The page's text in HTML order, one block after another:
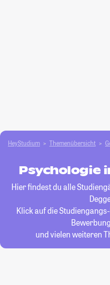
HeyStudium Themenübersicht
Psychologie
Hier findest du alle
Klick auf die
und vielen weiteren